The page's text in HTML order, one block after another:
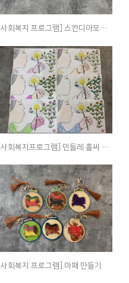
[사회복지 프로그램] 스칸디아모스 화분 만들기
[사회복지프로그램] 민들레 홀씨 색칠하기
[사회복지 프로그램] 마패 만들기